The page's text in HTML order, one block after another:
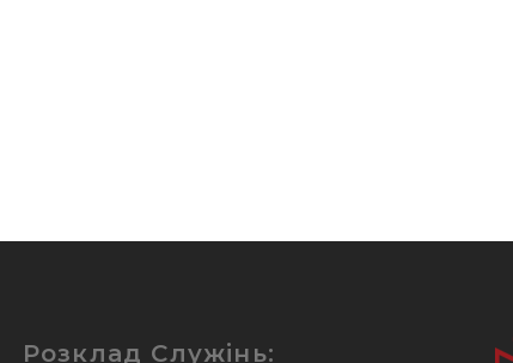
Розклад Служінь: